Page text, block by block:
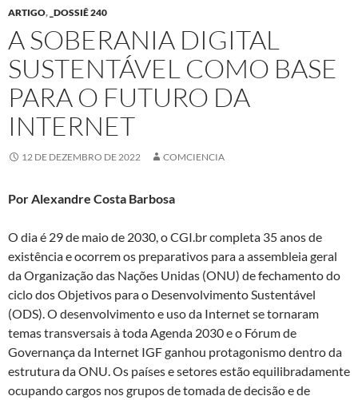
ARTIGO, _DOSSIÊ 240
A SOBERANIA DIGITAL
SUSTENTÁVEL COMO BASE
PARA O FUTURO DA
INTERNET
12 DE DEZEMBRO DE 2022 COMCIENCIA
Por Alexandre Costa Barbosa
O dia é 29 de maio de 2030, o CGI.br completa 35 anos de
existência e ocorrem os preparativos para a assembleia geral
da Organização das Nações Unidas (ONU) de fechamento do
ciclo dos Objetivos para o Desenvolvimento Sustentável
(ODS). O desenvolvimento e uso da Internet se tornaram
temas transversais à toda Agenda 2030 e o Fórum de
Governança da Internet IGF ganhou protagonismo dentro da
estrutura da ONU. Os países e setores estão equilibradamente
ocupando cargos nos grupos de tomada de decisão e de